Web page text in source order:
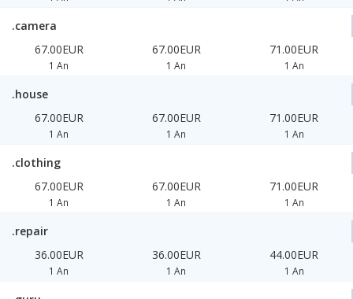
.camera
67.00EUR
1 An
67.00EUR
1 An
71.00EUR
1 An
.house
67.00EUR
1 An
67.00EUR
1 An
71.00EUR
1 An
.clothing
67.00EUR
1 An
67.00EUR
1 An
71.00EUR
1 An
.repair
36.00EUR
1 An
36.00EUR
1 An
44.00EUR
1 An